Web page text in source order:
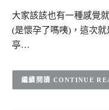
大家該該也有一種感覺
(是懷孕了嗎咦)，這次
亭…
CONTINUE